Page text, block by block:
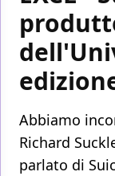
Abbiamo
Richard
parlato di